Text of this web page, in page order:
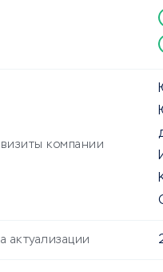
компании
актуализации